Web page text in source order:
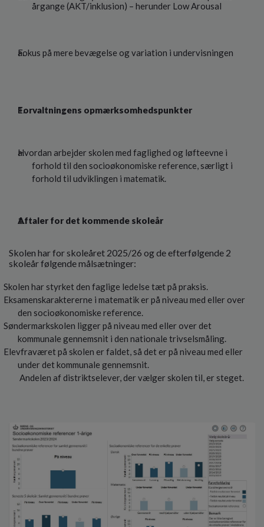
årgange (AKT/inklusion) – herunder Low Arousal
Fokus på mere bevægelse og variation i undervisningen
Forvaltningens opmærksomhedspunkter
Hvordan arbejder skolen med faglighed og løfteevne i
forhold til den socioøkonomiske reference, særligt i
forhold til udviklingen i matematik.
Aftaler for det kommende skoleår
Skolen har for skoleåret 2025/26 og de efterfølgende 2
skoleår følgende målsætninger:
Skolen har styrket den faglige ledelse tæt på praksis.
Eksamenskaraktererne i matematik er på niveau med eller over
den socioøkonomiske reference.
Søndermarkskolen ligger på niveau med eller over det
kommunale gennemsnit i den nationale trivselsmåling.
Elevfraværet på skolen er faldet, så det er på niveau med eller
under det kommunale gennemsnit.
Andelen af distriktselever, der vælger skolen til, er steget.